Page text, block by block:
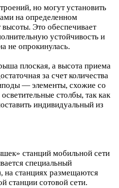
но могут установить
на определенном
высоты. Это обеспечивает
устойчивость и
не опрокинулась.
плоская, а высота приема
за счет количества
— элементы, схожие со
столбы, так как
индивидуальный из
станций мобильной сети
специальный
на станциях размещаются
станции сотовой сети.